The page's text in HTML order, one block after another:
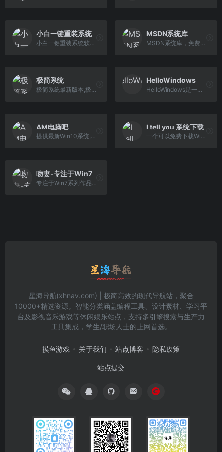
小白一键重装系统
小白一键重装系统软件,让win11系统重装变得简单!支持所有电脑品牌重装系统以及一键装机原版系统,包括一键重装系统xp/win7/win8/win10/win11在线安装系统，免费提供7x24小时升级win11系统技术服务,有了小白系统一键ghost工具您就是系统重装大师!
MSDN系统库
MSDN系统库，免费为你提供我告诉你msdn原版纯净系统，原版win11，win10，win8/8.1，win7系统下载，原版office全系列下载与安装等服务
极简系统
极简系统最新版本,极简系统提供XP、Win7、win10、纯净版、办公版系统下载,免激活,每月更新,一键安装，下载windows系统，爱上极简系统
HelloWindows
HelloWindows是一个完整极致的Windows纯净系统下载站，不夹带任何私货，系统全部来源于微软官方原版，本站只是收录官方发布的系统以及工具，方便大家下载，请放心使用。永久在线：www.hellowindows.cn
AM电脑吧
提供最新Win10系统,win11,win10精简版系统,最新Win10优化版系统,Win11最新系统,多合一esd安装版系统,Win7旗舰版系统,Server服务器系统,系统讨论系统论坛以及系统技巧以及问题解决 方法,同时提供各种注册版软件下载,AM系统下载,不修改目标系统的AMpe工具箱,AMpc8系统论坛,AMpe工具箱官方网站,AM电脑吧.
I tell you 系统下载
一个可以免费下载Windows、Linux、macOS、Chromium OS等各类型原版系统的网站！
吻妻-专注于Win7
专注于Win7系列作品是吻妻出品(newxitong.com),一直专注于win7,致力于分享最新最好用的Windows7纯净旗舰版系统下载,而吻妻是一位有态度,有原则的不随波逐流的系统爱好者。
星海导航(xhnav.com) | 极简高效的现代导航站，聚合
10000+精选资源。智能分类涵盖编程工具、设计素材、学习平
台及影视音乐游戏等休闲娱乐站点，支持多引擎搜索与生产力
工具集成，学生/职场人士的上网首选。
摸鱼游戏 关于我们 站点博客 隐私政策
站点提交